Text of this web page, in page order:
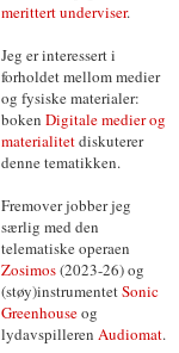
merittert underviser.
Jeg er interessert i
forholdet mellom medier
og fysiske materialer:
boken Digitale medier og
materialitetdiskuterer
denne tematikken.
Fremover jobber jeg
særlig med den
telematiske operaen
Zosimos(2023-26) og
(støy)instrumentetSonic
Greenhouseog
lydavspilleren Audiomat.